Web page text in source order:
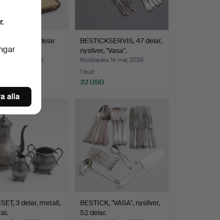
I ETUI, 12 delar
1900-ta…
16 maj 2026
BESTICKSERVIS, 47 delar,
nysilver, "Vasa".
Klubbades 14 maj 2026
1 bud
32 USD
3 delar, metall,
BESTICK, "VASA", nysilver,
52 delar.
alla